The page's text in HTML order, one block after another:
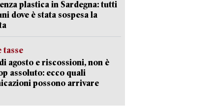
plastica in Sardegna: tutti
dove è stata sospesa la
tasse
agosto e riscossioni, non è
assoluto: ecco quali
possono arrivare